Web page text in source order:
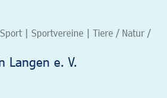
| Sportvereine | Tiere / Natur /
Langen e. V.